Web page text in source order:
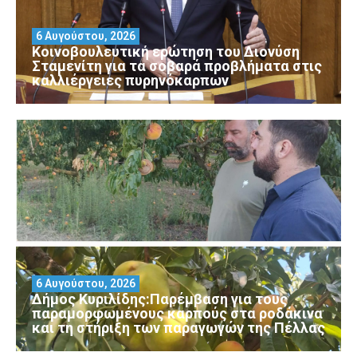
Κοινοβουλευτική ερώτηση του Διονύση
Σταμενίτη για τα σοβαρά προβλήματα στις
καλλιέργειες πυρηνόκαρπων
6 Αυγούστου, 2026
Δήμος Κυριλίδης:Παρέμβαση για τους
παραμορφωμένους καρπούς στα ροδάκινα
και τη στήριξη των παραγωγών της Πέλλας
6 Αυγούστου, 2026